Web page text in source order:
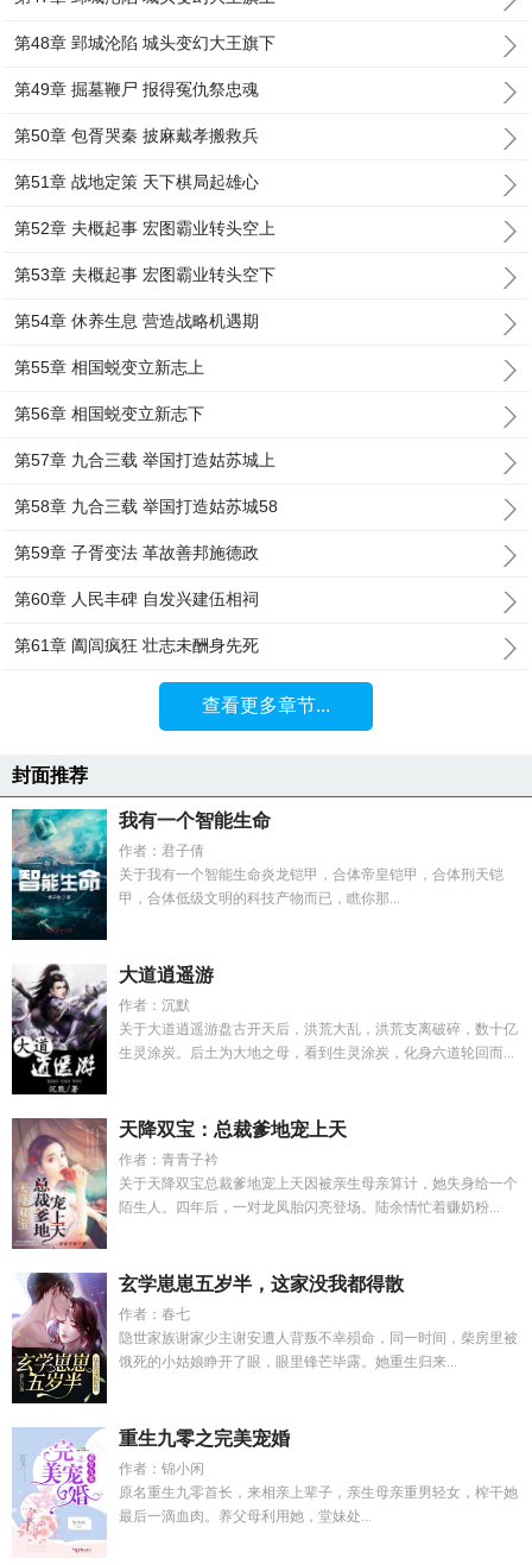
第48章 郢城沦陷 城头变幻大王旗下
第49章 掘墓鞭尸 报得冤仇祭忠魂
第50章 包胥哭秦 披麻戴孝搬救兵
第51章 战地定策 天下棋局起雄心
第52章 夫概起事 宏图霸业转头空上
第53章 夫概起事 宏图霸业转头空下
第54章 休养生息 营造战略机遇期
第55章 相国蜕变立新志上
第56章 相国蜕变立新志下
第57章 九合三载 举国打造姑苏城上
第58章 九合三载 举国打造姑苏城58
第59章 子胥变法 革故善邦施德政
第60章 人民丰碑 自发兴建伍相祠
第61章 阖闾疯狂 壮志未酬身先死
查看更多章节...
封面推荐
我有一个智能生命
作者：君子倩
关于我有一个智能生命炎龙铠甲，合体帝皇铠甲，合体刑天铠
甲，合体低级文明的科技产物而已，瞧你那...
大道逍遥游
作者：沉默
关于大道逍遥游盘古开天后，洪荒大乱，洪荒支离破碎，数十亿
生灵涂炭。后土为大地之母，看到生灵涂炭，化身六道轮回而...
天降双宝：总裁爹地宠上天
作者：青青子衿
关于天降双宝总裁爹地宠上天因被亲生母亲算计，她失身给一个
陌生人。四年后，一对龙凤胎闪亮登场。陆余情忙着赚奶粉...
玄学崽崽五岁半，这家没我都得散
作者：春七
隐世家族谢家少主谢安遭人背叛不幸殒命，同一时间，柴房里被
饿死的小姑娘睁开了眼，眼里锋芒毕露。她重生归来...
重生九零之完美宠婚
作者：锦小闲
原名重生九零首长，来相亲上辈子，亲生母亲重男轻女，榨干她
最后一滴血肉。养父母利用她，堂妹处...